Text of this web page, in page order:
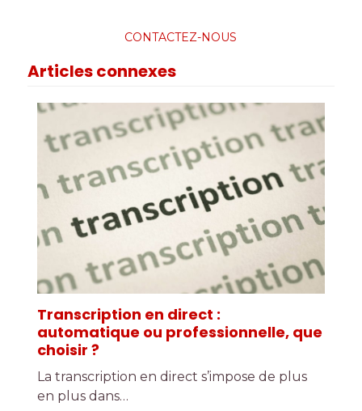
CONTACTEZ-NOUS
Articles connexes
Transcription en direct :
automatique ou professionnelle, que
choisir ?
La transcription en direct s’impose de plus
en plus dans…